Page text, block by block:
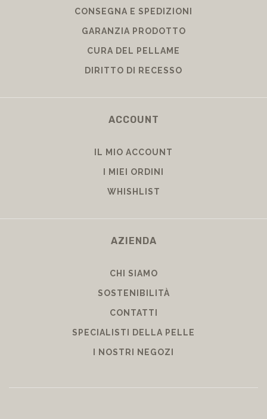
CONSEGNA E SPEDIZIONI
GARANZIA PRODOTTO
CURA DEL PELLAME
DIRITTO DI RECESSO
ACCOUNT
IL MIO ACCOUNT
I MIEI ORDINI
WHISHLIST
AZIENDA
CHI SIAMO
SOSTENIBILITÀ
CONTATTI
SPECIALISTI DELLA PELLE
I NOSTRI NEGOZI